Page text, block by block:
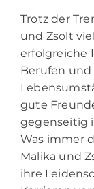
Trotz der
und Zsolt
erfolgreiche
Berufen und
gute
gegenseitig
Was immer
Malika und
ihre